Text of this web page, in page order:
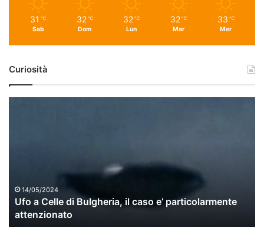
31 ℃
Sab
32 ℃
Dom
32 ℃
Lun
32 ℃
Mar
33 ℃
Mer
Curiosità
i
14/05/2024
Ufo a Celle di Bulgheria, il caso e’ particolarmente
attenzionato